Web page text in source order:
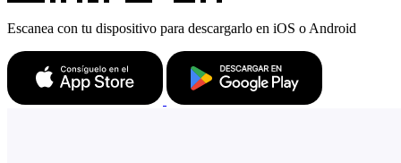
Escanea con tu dispositivo para descargarlo en iOS o Android